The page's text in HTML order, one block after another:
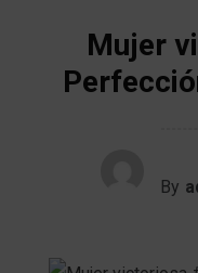
Mujer
By